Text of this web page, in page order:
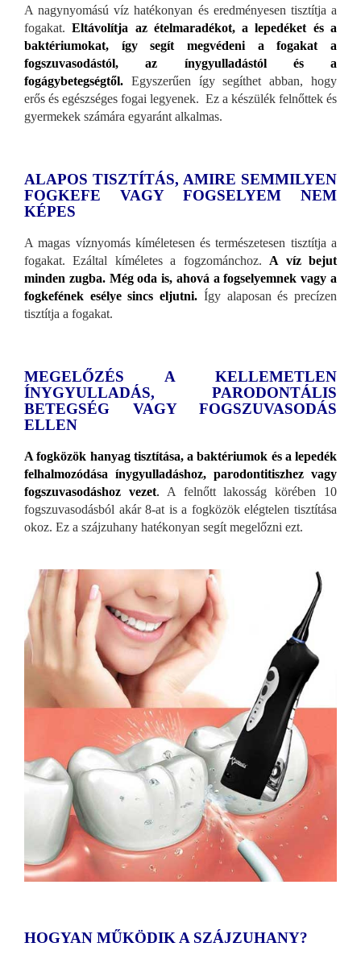
A nagynyomású víz hatékonyan és eredményesen tisztítja a
fogakat.Eltávolítja az ételmaradékot, a lepedéket és a
baktériumokat, így segít megvédeni a fogakat a
fogszuvasodástól, az ínygyulladástól és a
fogágybetegségtől. Egyszerűen így segíthet abban, hogy
erős és egészséges fogai legyenek. Ez a készülék felnőttek és
gyermekek számára egyaránt alkalmas.
ALAPOS TISZTÍTÁS, AMIRE SEMMILYEN
FOGKEFE VAGY FOGSELYEM NEM
KÉPES
A magas víznyomás kíméletesen és természetesen tisztítja a
fogakat. Ezáltal kíméletes a fogzománchoz. A víz bejut
minden zugba. Még oda is, ahová a fogselyemnek vagy a
fogkefének esélye sincs eljutni. Így alaposan és precízen
tisztítja a fogakat.
MEGELŐZÉS A KELLEMETLEN
ÍNYGYULLADÁS, PARODONTÁLIS
BETEGSÉG VAGY FOGSZUVASODÁS
ELLEN
A fogközök hanyag tisztítása, a baktériumok és a lepedék
felhalmozódása ínygyulladáshoz, parodontitiszhez vagy
fogszuvasodáshoz vezet. A felnőtt lakosság körében 10
fogszuvasodásból akár 8-at is a fogközök elégtelen tisztítása
okoz. Ez a szájzuhany hatékonyan segít megelőzni ezt.
HOGYAN MŰKÖDIK A SZÁJZUHANY?